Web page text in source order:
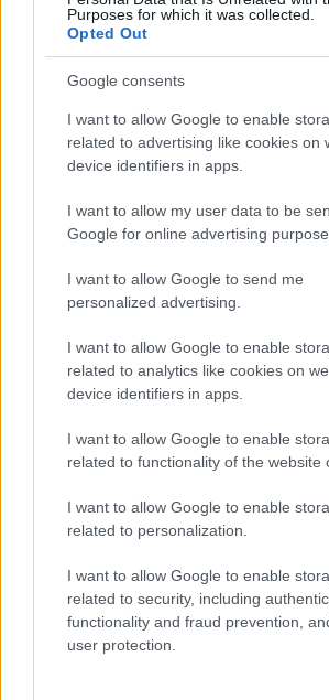
Purposes for which it was collected.
Opted Out
Google consents
I want to allow Google to enable
related to advertising like cookies on
device identifiers in apps.
I want to allow my user data to be
Google for online advertising
I want to allow Google to send me
personalized advertising.
I want to allow Google to enable
related to analytics like cookies on
device identifiers in apps.
I want to allow Google to enable
related to functionality of the website
I want to allow Google to enable
related to personalization.
I want to allow Google to enable
related to security, including
functionality and fraud prevention,
user protection.
műemlék
megújul a tatai Angolkert
A projekt részeként megújulnak a területen
műemlékek, köztük a különleges Műromok,
Várkanyarban álló Nepomuki Szent János
M1 bővítés: már
Bicske Kelet
Új gyalogosátkelők
Másfélszeresére
Hódmezővásárhely
iskoláját